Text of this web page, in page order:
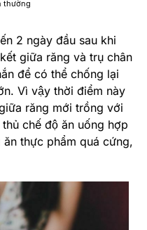
thường
2 ngày đầu sau khi
giữa răng và trụ chân
để có thể chống lại
Vì vậy thời điểm này
răng mới trồng với
chế độ ăn uống hợp
thực phẩm quá cứng,